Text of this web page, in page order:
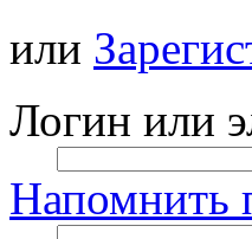
или
Логин или
Напомнить